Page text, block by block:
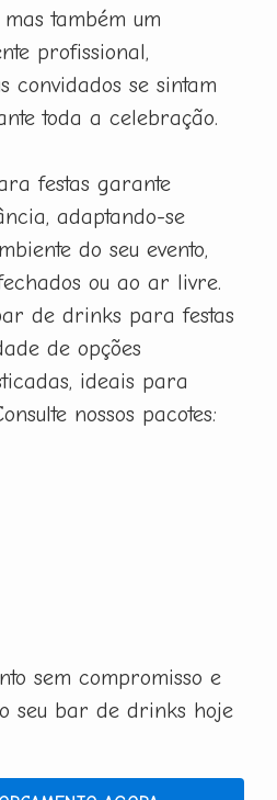
também um
profissional,
convidados se sintam
toda a celebração.
festas garante
adaptando-se
do seu evento,
ou ao ar livre.
de drinks para festas
de opções
ideais para
nossos pacotes:
sem compromisso e
seu bar de drinks hoje